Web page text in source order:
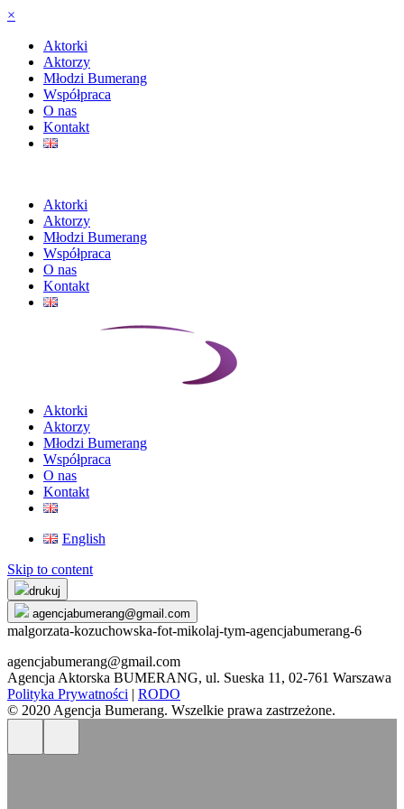
×
Aktorki
Aktorzy
Młodzi Bumerang
Współpraca
O nas
Kontakt
Aktorki
Aktorzy
Młodzi Bumerang
Współpraca
O nas
Kontakt
Aktorki
Aktorzy
Młodzi Bumerang
Współpraca
O nas
Kontakt
English
Skip to content
drukuj
agencjabumerang@gmail.com
malgorzata-kozuchowska-fot-mikolaj-tym-agencjabumerang-6
agencjabumerang@gmail.com
Agencja Aktorska BUMERANG, ul. Sueska 11, 02-761 Warszawa
Polityka Prywatności | RODO
© 2020 Agencja Bumerang. Wszelkie prawa zastrzeżone.